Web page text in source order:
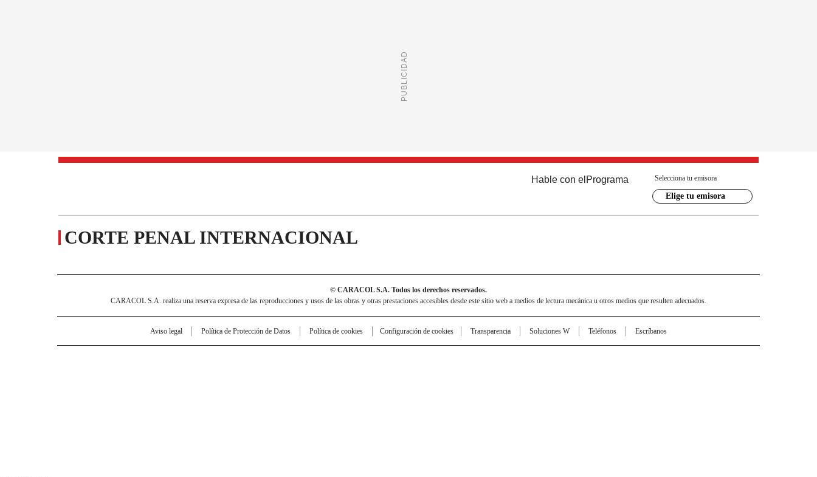
Hable con el Programa Selecciona tu emisora
Elige tu emisora
CORTE PENAL INTERNACIONAL
© CARACOL S.A. Todos los derechos reservados.
CARACOL S.A. realiza una reserva expresa de las reproducciones y usos de las obras y otras prestaciones accesibles desde este sitio web a medios de lectura mecánica u otros medios que resulten adecuados.
Aviso legal Política de Protección de Datos Política de cookies Configuración de cookies Transparencia Soluciones W Teléfonos Escríbanos